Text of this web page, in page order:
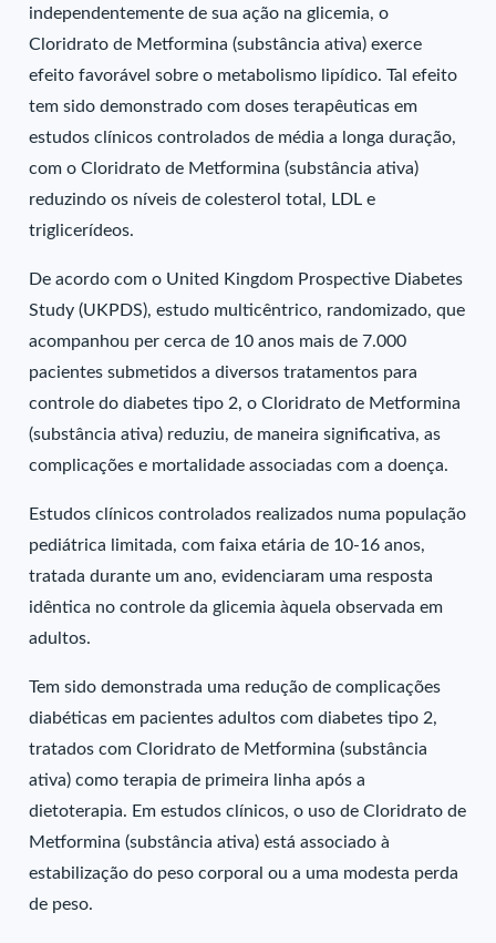
independentemente de sua ação na glicemia, o
Cloridrato de Metformina (substância ativa) exerce
efeito favorável sobre o metabolismo lipídico. Tal efeito
tem sido demonstrado com doses terapêuticas em
estudos clínicos controlados de média a longa duração,
com o Cloridrato de Metformina (substância ativa)
reduzindo os níveis de colesterol total, LDL e
triglicerídeos.
De acordo com o United Kingdom Prospective Diabetes
Study (UKPDS), estudo multicêntrico, randomizado, que
acompanhou per cerca de 10 anos mais de 7.000
pacientes submetidos a diversos tratamentos para
controle do diabetes tipo 2, o Cloridrato de Metformina
(substância ativa) reduziu, de maneira significativa, as
complicações e mortalidade associadas com a doença.
Estudos clínicos controlados realizados numa população
pediátrica limitada, com faixa etária de 10-16 anos,
tratada durante um ano, evidenciaram uma resposta
idêntica no controle da glicemia àquela observada em
adultos.
Tem sido demonstrada uma redução de complicações
diabéticas em pacientes adultos com diabetes tipo 2,
tratados com Cloridrato de Metformina (substância
ativa) como terapia de primeira linha após a
dietoterapia. Em estudos clínicos, o uso de Cloridrato de
Metformina (substância ativa) está associado à
estabilização do peso corporal ou a uma modesta perda
de peso.